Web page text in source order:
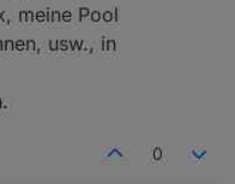
meine Pool
usw., in
0